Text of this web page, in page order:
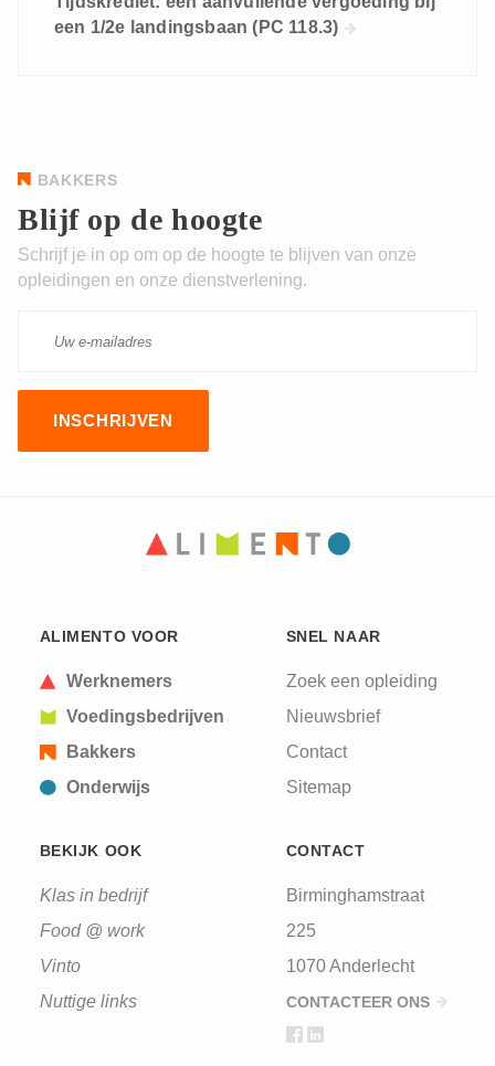
een 1/2e landingsbaan (PC 118.3)
Blijf op de hoogte
BAKKERS
Schrijf je in op om op de hoogte te blijven van onze
opleidingen en onze dienstverlening.
ALIMENTO VOOR
Werknemers
Voedingsbedrijven
Bakkers
Onderwijs
SNEL NAAR
Zoek een opleiding
Nieuwsbrief
Contact
Sitemap
BEKIJK OOK
Klas in bedrijf
Food @ work
Vinto
Nuttige links
CONTACT
Birminghamstraat
225
1070 Anderlecht
CONTACTEER ONS